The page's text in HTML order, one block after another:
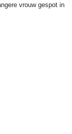
vrouw gespot in